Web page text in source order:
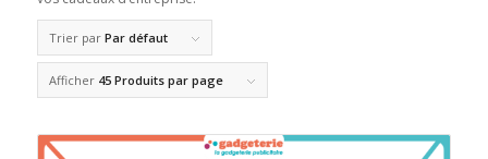
Trier par Par défaut
Afficher 45 Produits par page